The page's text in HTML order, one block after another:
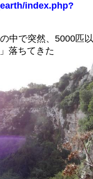
index.php?
中で突然、5000匹以
落ちてきた